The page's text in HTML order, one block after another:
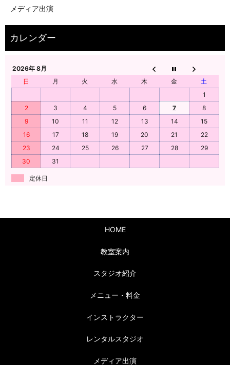
メディア出演
2026年 8月
日
月 火 水 木 金
土
1
2
3 4 5 6 7
8
9
10 11 12 13 14
15
16
17 18 19 20 21
22
23
24 25 26 27 28
29
30
31
定休日
HOME
教室案内
スタジオ紹介
メニュー・料金
インストラクター
レンタルスタジオ
メディア出演